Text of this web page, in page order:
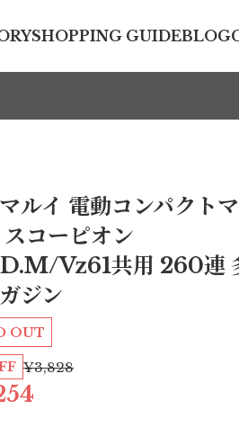
SHOPPING GUIDEBLOG
ルイ 電動コンパクト
コーピオン
Vz61共用 260連
ジン
¥3,828
OUT